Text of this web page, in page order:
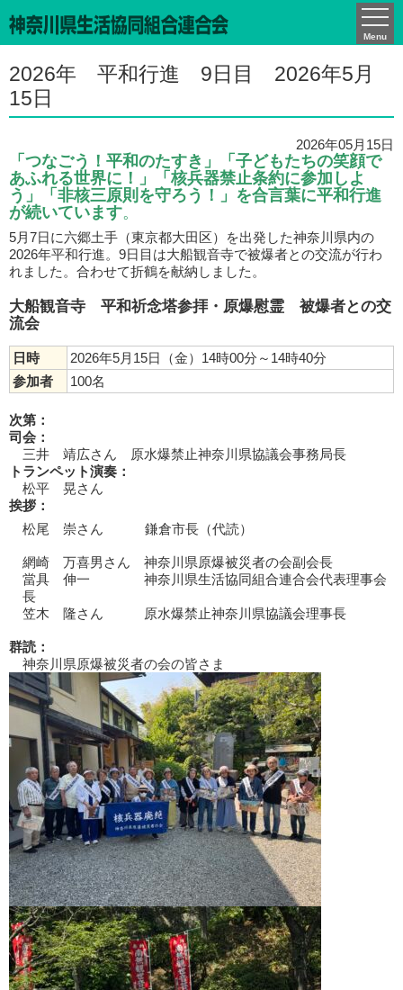
Menu
かながわCO-ネット通信
2026年 平和行進 9日目 2026年5月
15日
2026年05月15日
「つなごう！平和のたすき」「子どもたちの笑顔で
あふれる世界に！」「核兵器禁止条約に参加しよ
う」「非核三原則を守ろう！」を合言葉に平和行進
が続いています。
5月7日に六郷土手（東京都大田区）を出発した神奈川県内の
2026年平和行進。9日目は大船観音寺で被爆者との交流が行わ
れました。合わせて折鶴を献納しました。
大船観音寺 平和祈念塔参拝・原爆慰霊 被爆者との交
流会
日時
2026年5月15日（金）14時00分～14時40分
参加者
100名
次第：
司会：
三井 靖広さん 原水爆禁止神奈川県協議会事務局長
トランペット演奏：
松平 晃さん
挨拶：
松尾 崇さん 鎌倉市長（代読）
網崎 万喜男さん 神奈川県原爆被災者の会副会長
當具 伸一 神奈川県生活協同組合連合会代表理事会
長
笠木 隆さん 原水爆禁止神奈川県協議会理事長
群読：
神奈川県原爆被災者の会の皆さま